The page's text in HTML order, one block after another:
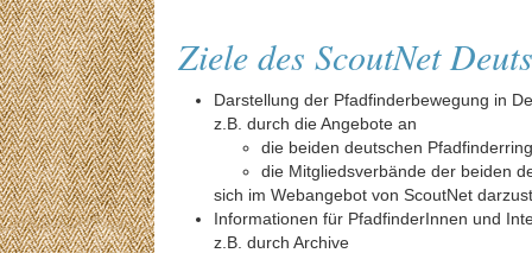
Ziele des ScoutNet
Darstellung der Pfadfinderbewegung in
z.B. durch die Angebote an
die beiden deutschen
die Mitgliedsverbände der beiden
sich im Webangebot von ScoutNet
Informationen für PfadfinderInnen und
z.B. durch Archive